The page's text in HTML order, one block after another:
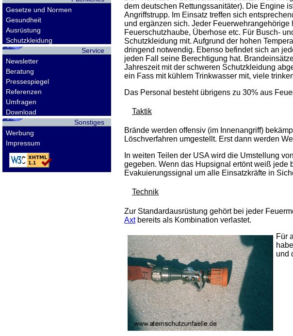
Gesetze und Normen
Gesundheit
Ausrüstung
Schutzkleidung
Service
Newsletter
Beratung
Pressespiegel
Referenzen
Umfragen
Download
Sonstiges
Werbung
Impressum
dem deutschen Rettungssanitäter). Die Engine
Angriffstrupp. Im Einsatz treffen sich
und ergänzen sich. Jeder
Feuerschutzhaube, Überhose etc. Für Busch-
Schutzkleidung mit. Aufgrund der hohen
dringend notwendig. Ebenso befindet sich an
jeden Fall seine Berechtigung hat.
Jahreszeit mit der schweren Schutzkleidung
ein Fass mit kühlem Trinkwasser mit, viele
Das Personal besteht übrigens zu 30% aus
Taktik
Brände werden offensiv (im Innenangriff)
Löschverfahren umgestellt. Erst dann werden
In weiten Teilen der USA wird die Umstellung
gegeben. Wenn das Hupsignal ertönt weiß jede
Evakuierungssignal um alle Einsatzkräfte in
Technik
Zur Standardausrüstung gehört bei jeder
Axtbereits als Kombination verlastet.
Für
und